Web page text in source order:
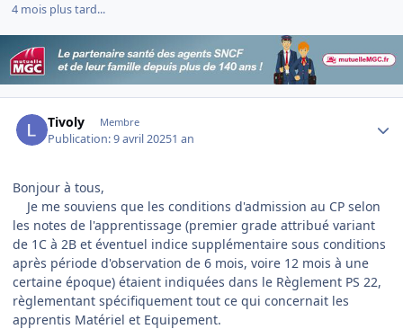
4 mois plus tard...
Tivoly Membre
Publication:9 avril 20251 an
Bonjour à tous,
Je me souviens que les conditions d'admission au CP selon
les notes de l'apprentissage (premier grade attribué variant
de 1C à 2B et éventuel indice supplémentaire sous conditions
après période d'observation de 6 mois, voire 12 mois à une
certaine époque) étaient indiquées dans le Règlement PS 22,
règlementant spécifiquement tout ce qui concernait les
apprentis Matériel et Equipement.